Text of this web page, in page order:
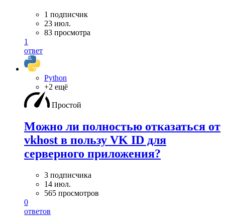
1 подписчик
23 июл.
83 просмотра
1
ответ
Python
+2 ещё
Простой
Можно ли полностью отказаться от
vkhost в пользу VK ID для
серверного приложения?
3 подписчика
14 июл.
565 просмотров
0
ответов